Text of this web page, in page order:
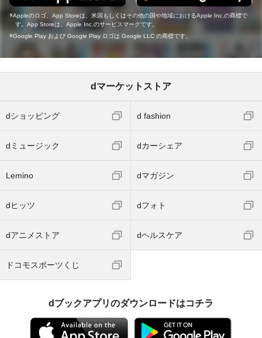
Appleのロゴ、App Storeは、米国もしくはその他の国や地域におけるApple Inc.の商標で
す。App Storeは、Apple Inc.のサービスマークです。
Google Play および Google Play ロゴは Google LLC の商標です。
dマーケットストア
dショッピング d fashion
dミュージック dカーシェア
Lemino dマガジン
dヒッツ dフォト
dアニメストア dヘルスケア
ドコモスポーツくじ
dブックアプリのダウンロードはコチラ